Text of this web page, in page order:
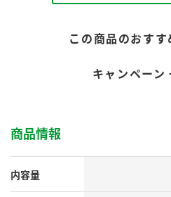
クイック調味料
カンタン酢
かおりの蔵
鍋なび
水の文化センター
ニュースリリース
この商品のおすす
キャンペーン
商品情報
内容量